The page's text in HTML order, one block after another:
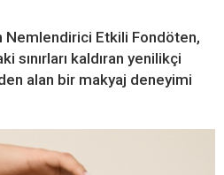
Nemlendirici Etkili Fondöten,
sınırları kaldıran yenilikçi
alan bir makyaj deneyimi